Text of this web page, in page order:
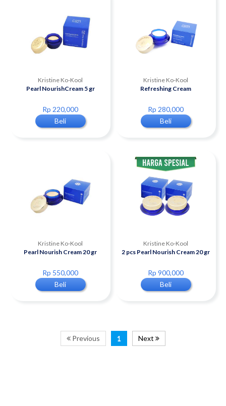
Kristine Ko-Kool
Pearl NourishCream 5 gr
Rp 220,000
Beli
Kristine Ko-Kool
Refreshing Cream
Rp 280,000
Beli
Kristine Ko-Kool
Pearl Nourish Cream 20 gr
Rp 550,000
Beli
Kristine Ko-Kool
2 pcs Pearl Nourish Cream 20 gr
Rp 900,000
Beli
Previous 1 Next